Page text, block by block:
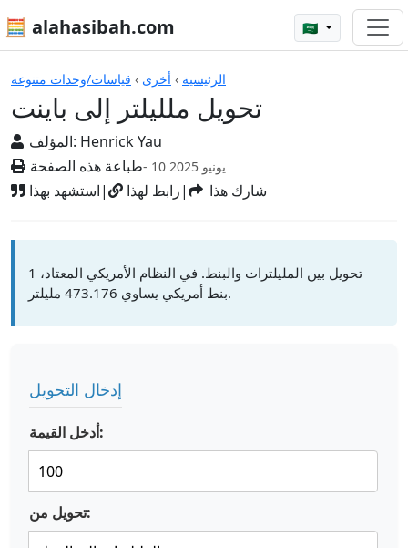
🧮 alahasibah.com 🇸🇦
الرئيسية › أخرى › قياسات/وحدات متنوعة
تحويل ملليلتر إلى باينت
المؤلف: Henrick Yau
طباعة هذه الصفحة
- 10 يونيو 2025
استشهد بهذا| رابط لهذا| شارك هذا
الآلات الحاسبة
تحويل بين المليلترات والبنط. في النظام الأمريكي المعتاد، 1
بنط أمريكي يساوي 473.176 مليلتر.
إدخال التحويل
أدخل القيمة:
تحويل من: